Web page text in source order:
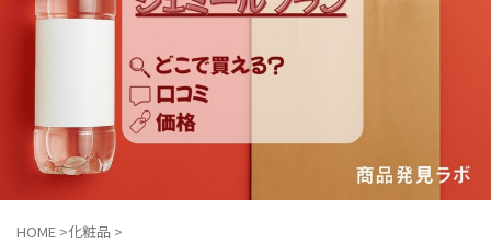
HOME >化粧品 >